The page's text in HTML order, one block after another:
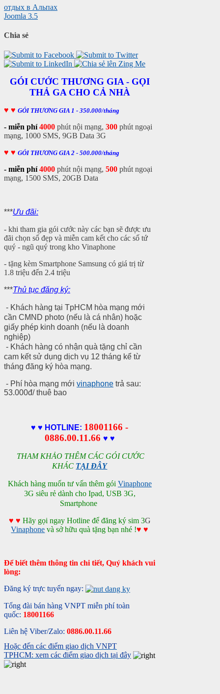
отдых в Альпах
Joomla 3.5
Chia sẻ
GÓI CƯỚC THƯƠNG GIA - GỌI
THẢ GA CHO CẢ NHÀ
♥ ♥ GÓI THƯƠNG GIA 1 - 350.000/tháng
- miễn phí4000 phút nội mạng, 300 phút ngoại
mạng, 1000 SMS, 9GB Data 3G
♥ ♥ GÓI THƯƠNG GIA 2 - 500.000/tháng
- miễn phí4000 phút nội mạng, 500 phút ngoại
mạng, 1500 SMS, 20GB Data
***Ưu đãi:
- khi tham gia gói cước này các bạn sẽ được ưu
đãi chọn số đẹp và miễn cam kết cho các số tứ
quý - ngũ quý trong kho Vinaphone
- tặng kèm Smartphone Samsung có giá trị từ
1.8 triệu đến 2.4 triệu
***Thủ tục đăng ký:
- Khách hàng tại TpHCM hòa mạng mới
cần CMND photo (nếu là cá nhân) hoặc
giấy phép kinh doanh (nếu là doanh
nghiệp)
- Khách hàng có nhận quà tặng chỉ cần
cam kết sử dụng dịch vụ 12 tháng kể từ
tháng đăng ký hòa mạng.
- Phí hòa mạng mới vinaphone trả sau:
53.000đ/ thuê bao
♥♥ HOTLINE: 18001166 -
0886.00.11.66 ♥ ♥
THAM KHẢO THÊM CÁC GÓI CƯỚC
KHÁC TẠI ĐÂY
Khách hàng muốn tư vấn thêm gói Vinaphone
3G siêu rẻ dành cho Ipad, USB 3G,
Smartphone
♥ ♥ Hãy gọi ngay Hotline để đăng ký sim 3G
Vinaphone và sở hữu quà tặng bạn nhé !♥♥
Để biết thêm thông tin chi tiết, Quý khách vui
lòng:
Đăng ký trực tuyến ngay:
Tổng đài bán hàng VNPT miễn phí toàn
quốc: 18001166
Liên hệ Viber/Zalo: 0886.00.11.66
Hoặc đến các điểm giao dịch VNPT
TPHCM: xem các điểm giao dịch tại đây